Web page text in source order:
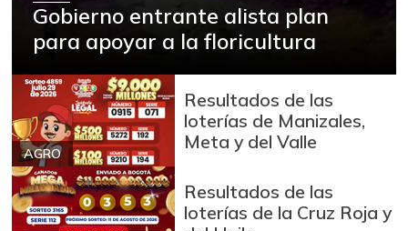
Gobierno entrante alista plan
para apoyar a la floricultura
AGRO
Resultados de las
loterías de Manizales,
Meta y del Valle
Resultados de las
loterías de la Cruz Roja y